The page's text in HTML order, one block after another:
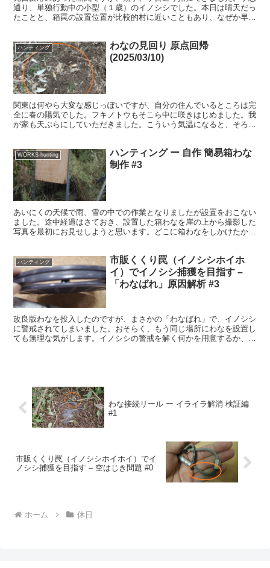
通り、単独行動中の小型（１歳）のイノシシでした。本日は晴天だっ
たことと、箱罠の設置位置が比較的村に近いこともあり、なぜか早朝
ハンティング
わなの見回り 原点回帰
(2025/03/10)
関東は何やら大変な感じっぽいですが、自分の住んでいるところは完
全に春の陽気でした。フキノトウもそこら中に咲きはじめました。我
が家も天ぷらにしていただきました。こういう気温になると、そろそ
WORKS-hunting
ハンティング ー 自作 簡易箱わな
制作 #3
あいにくの天候で雨、雪の中での作業となりましたが設置をおこない
ました。途中経過はさておき、設置した箱わなを崖の上から撮影した
写真を最初にお見せしようと思います。どこに箱わなをしかけたかわ
ハンティング
市販くくり罠（イノシシホイホ
イ）でイノシシ捕獲を目指す –
「わなばれ」原因解析 #3
改良版わなを投入したのですが、まさかの「わなばれ」で、イノシシ
に警戒されてしまいました。おそらく、もう同じ場所にわなを設置し
ても無理な気がします。イノシシの警戒を解く何かを用意するか、わ
わな接続リール ー イライラ解消 検証編
#1
市販くくり罠（イノシシホイホイ）でイ
ノシシ捕獲を目指す – 空はじき問題 #0
ホーム 休日